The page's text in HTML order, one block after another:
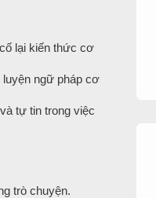
lại kiến thức cơ
luyện ngữ pháp cơ
tự tin trong việc
trò chuyện.